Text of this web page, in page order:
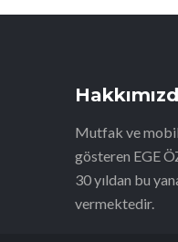
Mutfak ve
gösteren EGE
30 yıldan bu
vermektedir.